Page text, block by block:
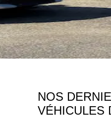
NOS
VÉHICULES